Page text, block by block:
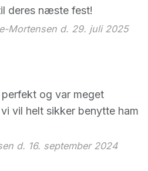
deres næste fest!
Mortensen d. 29. juli 2025
og var meget
vil helt sikker benytte ham
d. 16. september 2024